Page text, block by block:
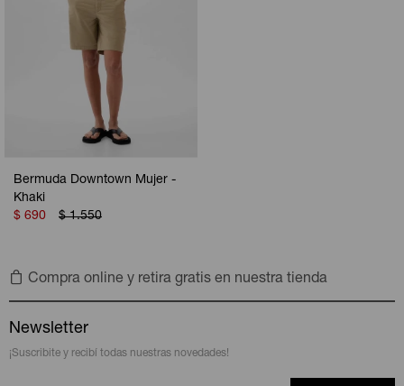
Bermuda Downtown Mujer -
Khaki
$ 690 $ 1.550
Compra online y retira gratis en nuestra tienda
Newsletter
¡Suscribite y recibí todas nuestras novedades!